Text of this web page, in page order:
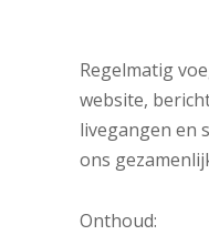
Regelmatig
website,
livegangen en
ons
Onthoud: